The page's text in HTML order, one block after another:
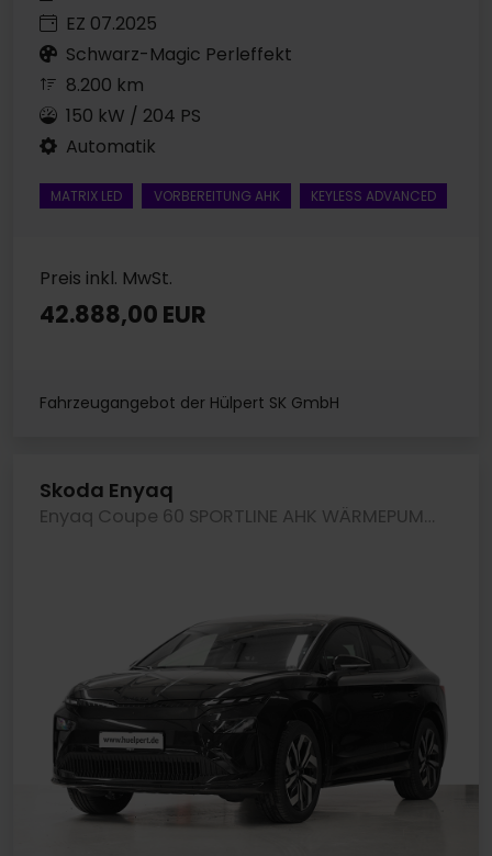
EZ 07.2025
Schwarz-Magic Perleffekt
8.200 km
150 kW / 204 PS
Automatik
MATRIX LED VORBEREITUNG AHK KEYLESS ADVANCED
Preis inkl. MwSt.
42.888,00 EUR
Fahrzeugangebot der Hülpert SK GmbH
Skoda Enyaq
Enyaq Coupe 60 SPORTLINE AHK WÄRMEPUMPE 360CAM